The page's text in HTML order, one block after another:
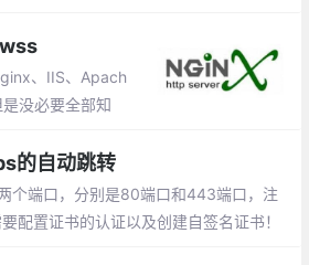
、IIS、Apach
没必要全部知
/etc/nginx/conf.
的自动跳转
个端口，分别是80端口和443端口，注
配置证书的认证以及创建自签名证书！